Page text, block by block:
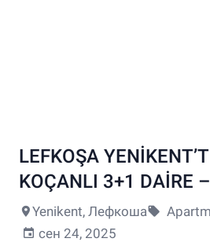
LEFKOŞA
KOÇANLI 3+1 DAİRE
Yenikent, Лефкоша
сен 24, 2025